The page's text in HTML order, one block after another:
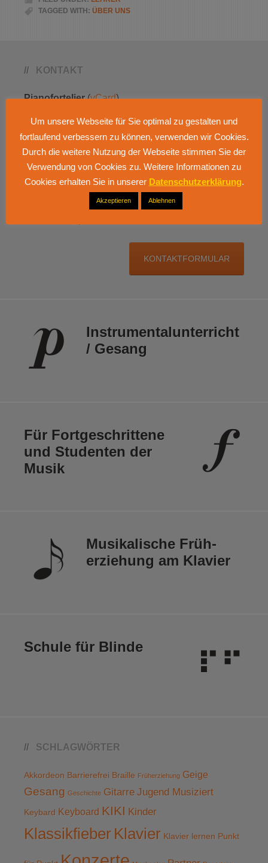
TAGGED WITH: ÜBER UNS
KONTAKT
Pianofortelier(vCard)
Husemannstrasse 47
+49 176 323 713 26
KONTAKTFORMULAR
Instrumental­unterricht
/ Gesang
Für Fortge­schrittene
und Studenten der
Musik
Musikalische Früh­
erziehung am Klavier
Schule für Blinde
SCHLAGWÖRTER
Akkordeon Barrierefrei Braille Früherziehung Geige
Gesang Geschichte Gitarre Jugend Musiziert
Keybard Keyboard KIKI Kinder
Klassikfieber Klavier Klavier lernen Punkt
Um unsere Webseite für Sie optimal zu gestalten und
fortlaufend verbessern zu können, verwenden wir Cookies.
Durch die weitere Nutzung der Webseite stimmen Sie der
Verwendung von Cookies zu. Weitere Informationen zu
Cookies erhalten Sie in unserer Datenschutzerklärung.
Akzeptieren Ablehnen